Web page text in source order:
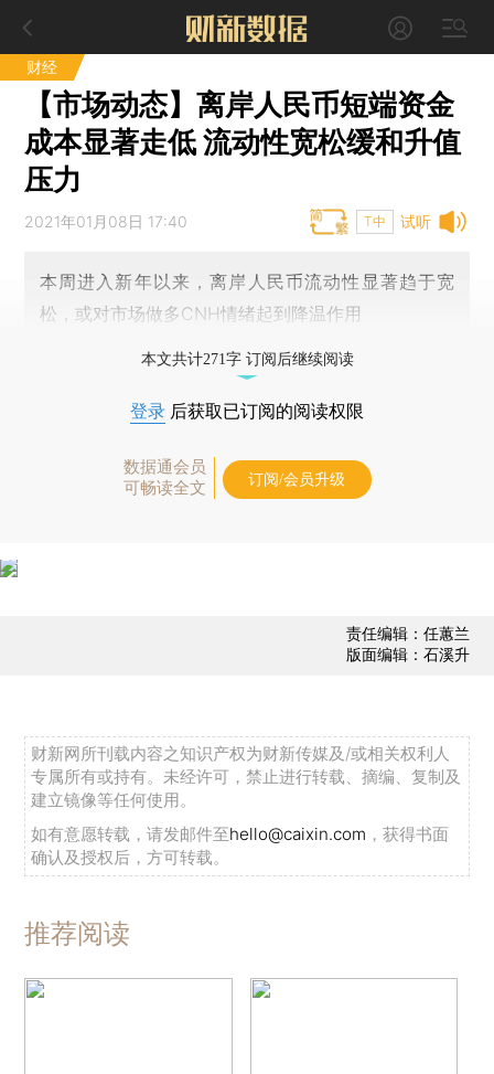
财经
【市场动态】离岸人民币短端资金
成本显著走低 流动性宽松缓和升值
压力
试听
2021年01月08日 17:40 T中
本周进入新年以来，离岸人民币流动性显著趋于宽
松，或对市场做多CNH情绪起到降温作用
本文共计271字 订阅后继续阅读
登录 后获取已订阅的阅读权限
数据通会员
可畅读全文
订阅/会员升级
责任编辑：任蕙兰
版面编辑：石溪升
财新网所刊载内容之知识产权为财新传媒及/或相关权利人
专属所有或持有。未经许可，禁止进行转载、摘编、复制及
建立镜像等任何使用。
如有意愿转载，请发邮件至hello@caixin.com ，获得书面
确认及授权后，方可转载。
推荐阅读